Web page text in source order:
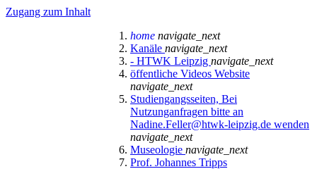
Zugang zum Inhalt
home navigate_next
Kanäle navigate_next
- HTWK Leipzig navigate_next
öffentliche Videos Website
navigate_next
Studiengangsseiten, Bei
Nutzunganfragen bitte an
Nadine.Feller@htwk-leipzig.de wenden
navigate_next
Museologie navigate_next
Prof. Johannes Tripps